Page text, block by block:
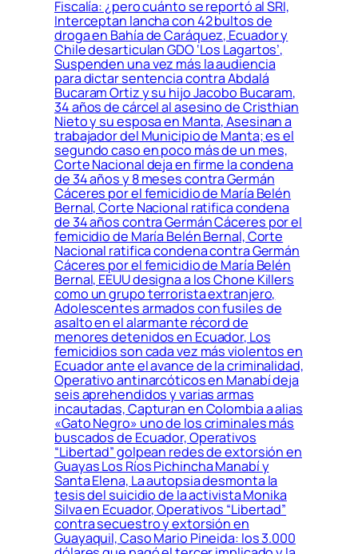
Fiscalía: ¿pero cuánto se reportó al SRI,
Interceptan lancha con 42 bultos de
droga en Bahía de Caráquez, Ecuador y
Chile desarticulan GDO ‘Los Lagartos’,
Suspenden una vez más la audiencia
para dictar sentencia contra Abdalá
Bucaram Ortiz y su hijo Jacobo Bucaram,
34 años de cárcel al asesino de Cristhian
Nieto y su esposa en Manta, Asesinan a
trabajador del Municipio de Manta; es el
segundo caso en poco más de un mes,
Corte Nacional deja en firme la condena
de 34 años y 8 meses contra Germán
Cáceres por el femicidio de María Belén
Bernal, Corte Nacional ratifica condena
de 34 años contra Germán Cáceres por el
femicidio de María Belén Bernal, Corte
Nacional ratifica condena contra Germán
Cáceres por el femicidio de María Belén
Bernal, EEUU designa a los Chone Killers
como un grupo terrorista extranjero,
Adolescentes armados con fusiles de
asalto en el alarmante récord de
menores detenidos en Ecuador, Los
femicidios son cada vez más violentos en
Ecuador ante el avance de la criminalidad,
Operativo antinarcóticos en Manabí deja
seis aprehendidos y varias armas
incautadas, Capturan en Colombia a alias
«Gato Negro» uno de los criminales más
buscados de Ecuador, Operativos
“Libertad” golpean redes de extorsión en
Guayas Los Ríos Pichincha Manabí y
Santa Elena, La autopsia desmonta la
tesis del suicidio de la activista Monika
Silva en Ecuador, Operativos “Libertad”
contra secuestro y extorsión en
Guayaquil, Caso Mario Pineida: los 3.000